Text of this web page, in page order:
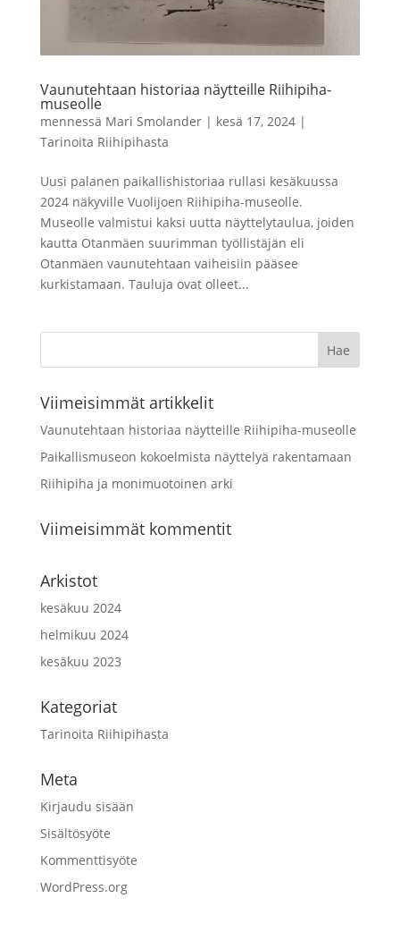
Vaunutehtaan historiaa näytteille Riihipiha-
museolle
mennessä Mari Smolander| kesä 17, 2024|
Tarinoita Riihipihasta
Uusi palanen paikallishistoriaa rullasi kesäkuussa
2024 näkyville Vuolijoen Riihipiha-museolle.
Museolle valmistui kaksi uutta näyttelytaulua, joiden
kautta Otanmäen suurimman työllistäjän eli
Otanmäen vaunutehtaan vaiheisiin pääsee
kurkistamaan. Tauluja ovat olleet...
Viimeisimmät artikkelit
Vaunutehtaan historiaa näytteille Riihipiha-museolle
Paikallismuseon kokoelmista näyttelyä rakentamaan
Riihipiha ja monimuotoinen arki
Viimeisimmät kommentit
Arkistot
kesäkuu 2024
helmikuu 2024
kesäkuu 2023
Kategoriat
Tarinoita Riihipihasta
Meta
Kirjaudu sisään
Sisältösyöte
Kommenttisyöte
WordPress.org